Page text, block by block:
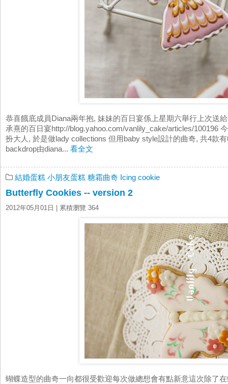
恭喜餓底成員Diana兩年抱, 妹妹的百日宴係上星期六舉行上次送
承熹的百日宴http://blog.yahoo.com/vanlily_cake/articles/100196
扮大人, 於是做lady collections 但用baby style設計的曲奇, 共4款
backdrop由diana... 看全文
結婚蛋糕 小朋友蛋糕 糖霜曲奇 Icing cookie
Butterfly Cookies -- version 2
2012年05月01日 | 累積瀏覽 364
蝴蝶造型的曲奇一向都很受歡迎每次做總想會有點新意這次除了